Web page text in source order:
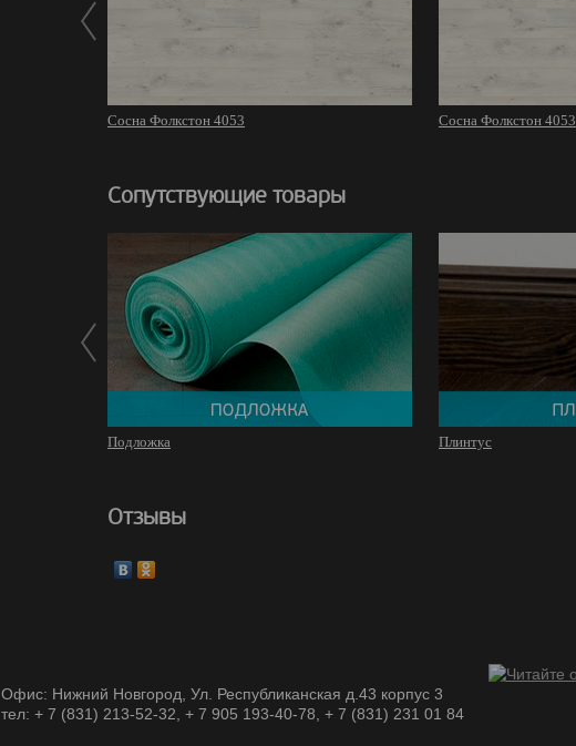
Сосна Фолкстон 4053 Сосна Фолкстон 4053
Сопутствующие товары
Подложка Плинтус
Отзывы
Офис: Нижний Новгород, Ул. Республиканская д.43 корпус 3
тел: + 7 (831) 213-52-32, + 7 905 193-40-78, + 7 (831) 231 01 84